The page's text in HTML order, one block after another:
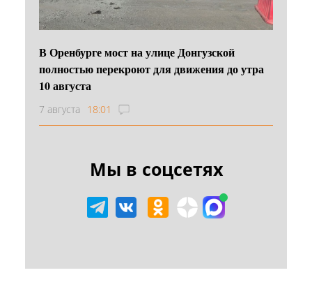
В Оренбурге мост на улице Донгузской
полностью перекроют для движения до утра
10 августа
7 августа 18:01
Мы в соцсетях